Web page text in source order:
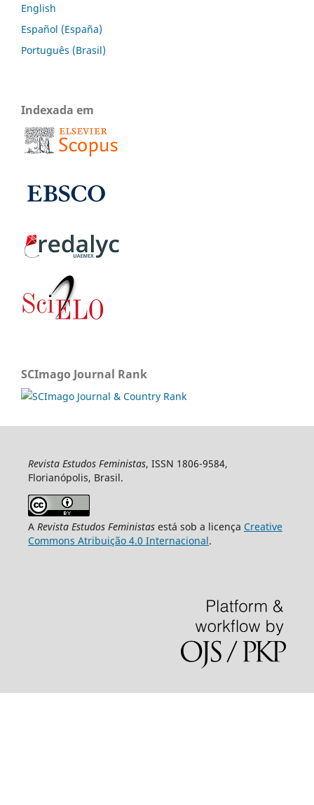
English
Español (España)
Português (Brasil)
Indexada em
SCImago Journal Rank
Revista Estudos Feministas, ISSN 1806-9584,
Florianópolis, Brasil.
A Revista Estudos Feministasestá sob a licença Creative
Commons Atribuição 4.0 Internacional.